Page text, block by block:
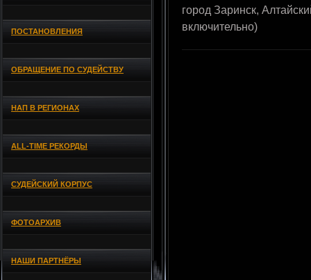
ПОСТАНОВЛЕНИЯ
ОБРАЩЕНИЕ ПО СУДЕЙСТВУ
НАП В РЕГИОНАХ
ALL-TIME РЕКОРДЫ
СУДЕЙСКИЙ КОРПУС
ФОТОАРХИВ
НАШИ ПАРТНЁРЫ
город Заринск,
включительно)